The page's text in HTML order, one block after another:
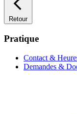
Retour
Pratique
Contact &
Demandes &